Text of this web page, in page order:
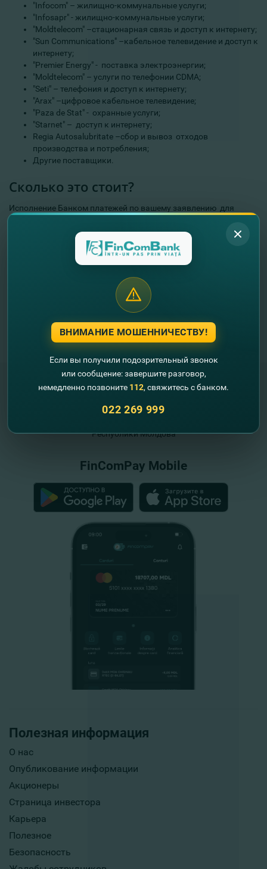
"Infocom" – жилищно-коммунальные услуги;
"Infosapr" - жилищно-коммунальные услуги;
"Moldtelecom" –стационарная связь и доступ к интернету;
"Sun Communications" –кабельное телевидение и доступ к
интернету;
"Premier Energy" - поставка электроэнергии;
"Moldtelecom" – услуги по телефонии CDMA;
"Seti" – телефония и доступ к интернету;
"Arax" –цифровое кабельное телевидение;
"Paza de Stat" - охранные услуги;
"Starnet" – доступ к интернету;
Regia Autosalubritate –сбор и вывоз отходов
производства и потребления;
Другие поставщики.
Сколько это стоит?
Исполнение Банком платежей по вашему заявлению для
(Комиссия за каждую проведенную операцию).
Для более полной информации просим ознакомится с
Как подключиться к услуге?
подразделенииFinComBank ты получишь детальную
информацию об оформлении и функционировании
интересующего продукта.
Полезная информация
О нас
Опубликование информации
Акционеры
Страница инвестора
Карьера
Полезное
Безопасность
"FinComBank" S.A. является членом
Республики Молдова
FinComPay Mobile
ВНИМАНИЕ МОШЕННИЧЕСТВУ!
Если вы получили подозрительный звонок
или сообщение: завершите разговор,
немедленно позвоните 112, свяжитесь с банком.
022 269 999